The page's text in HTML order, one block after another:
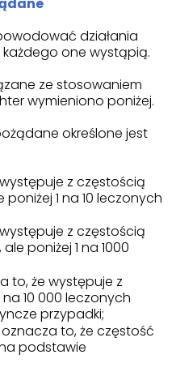
działania
one wystąpią.
ze stosowaniem
wymieniono poniżej.
określone jest
z częstością
poniżej 1 na 10 leczonych
z częstością
poniżej 1 na 1000
to, że występuje z
10 000 leczonych
przypadki;
to, że częstość
podstawie